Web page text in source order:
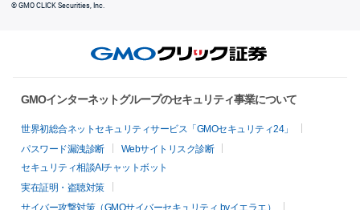
© GMO CLICK Securities, Inc.
GMOインターネットグループのセキュリティ事業について
世界初総合ネットセキュリティサービス「GMOセキュリティ24」
パスワード漏洩診断
Webサイトリスク診断
セキュリティ相談AIチャットボット
実在証明・盗聴対策
サイバー攻撃対策（GMOサイバーセキュリティ byイエラエ）